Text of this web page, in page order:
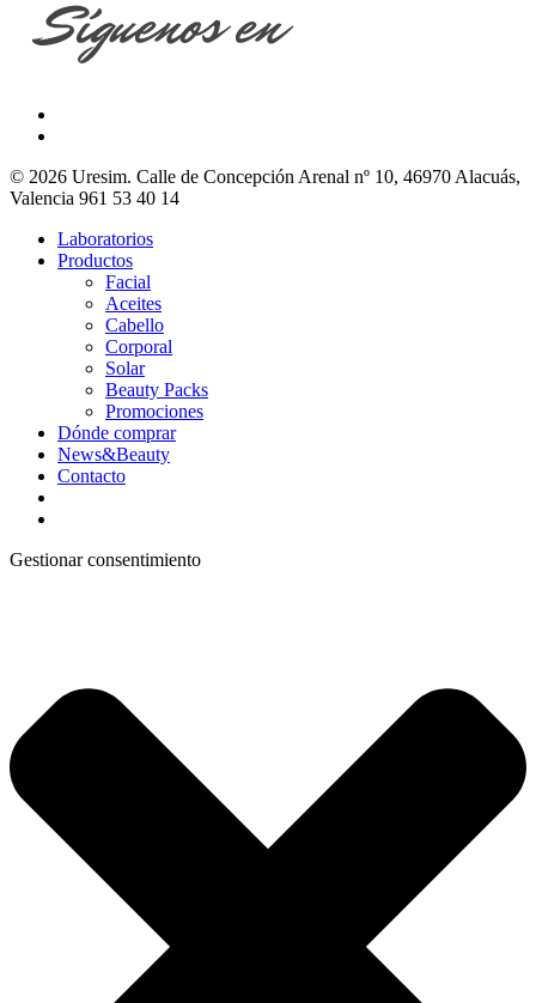
© 2026 Uresim. Calle de Concepción Arenal nº 10, 46970 Alacuás,
Valencia 961 53 40 14
Laboratorios
Productos
Facial
Aceites
Cabello
Corporal
Solar
Beauty Packs
Promociones
Dónde comprar
News&Beauty
Contacto
Gestionar consentimiento